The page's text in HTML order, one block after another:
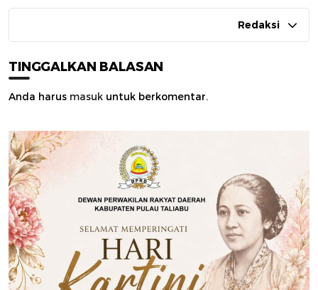
Redaksi
TINGGALKAN BALASAN
Anda harus masuk untuk berkomentar.